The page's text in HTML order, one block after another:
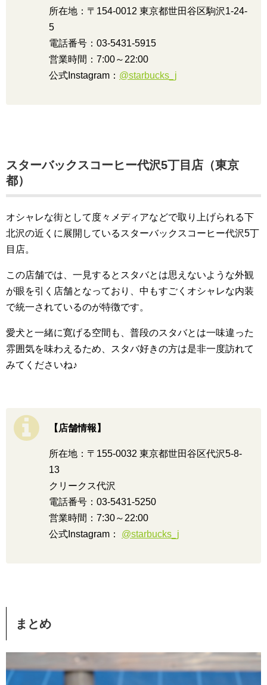
所在地：〒154-0012 東京都世田谷区駒沢1-24-
5
電話番号：03-5431-5915
営業時間：7:00～22:00
公式Instagram： @starbucks_j
スターバックスコーヒー代沢5丁目店（東京
都）
オシャレな街として度々メディアなどで取り上げられる下
北沢の近くに展開しているスターバックスコーヒー代沢5丁
目店。
この店舗では、一見するとスタバとは思えないような外観
が眼を引く店舗となっており、中もすごくオシャレな内装
で統一されているのが特徴です。
愛犬と一緒に寛げる空間も、普段のスタバとは一味違った
雰囲気を味わえるため、スタバ好きの方は是非一度訪れて
みてくださいね♪
【店舗情報】
所在地：〒155-0032 東京都世田谷区代沢5-8-
13
クリークス代沢
電話番号：03-5431-5250
営業時間：7:30～22:00
公式Instagram： @starbucks_j
まとめ